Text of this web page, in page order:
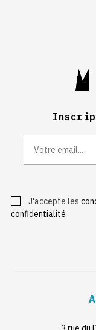
J'accepte les
confidentialité